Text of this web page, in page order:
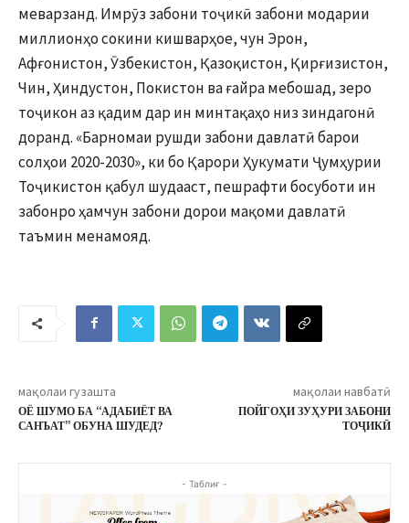
меварзанд. Имрӯз забони тоҷикӣ забони модарии
миллионҳо сокини кишварҳое, чун Эрон,
Афғонистон, Ӯзбекистон, Қазоқистон, Қирғизистон,
Чин, Ҳиндустон, Покистон ва ғайра мебошад, зеро
тоҷикон аз қадим дар ин минтақаҳо низ зиндагонӣ
доранд. «Барномаи рушди забони давлатӣ барои
солҳои 2020-2030», ки бо Қарори Ҳукумати Ҷумҳурии
Тоҷикистон қабул шудааст, пешрафти босуботи ин
забонро ҳамчун забони дорои мақоми давлатӣ
таъмин менамояд.
мақолаи гузашта
ОЁ ШУМО БА “АДАБИЁТ ВА
САНЪАТ” ОБУНА ШУДЕД?
мақолаи навбатӣ
ПОЙГОҲИ ЗУҲУРИ ЗАБОНИ
ТОҶИКӢ
- Таблиғ -